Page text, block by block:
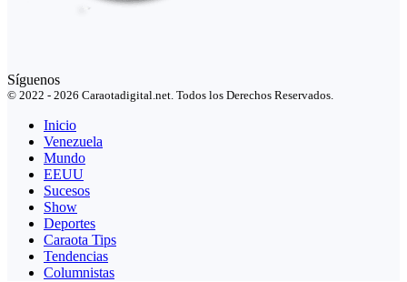
Síguenos
© 2022 - 2026 Caraotadigital.net. Todos los Derechos Reservados.
Inicio
Venezuela
Mundo
EEUU
Sucesos
Show
Deportes
Caraota Tips
Tendencias
Columnistas